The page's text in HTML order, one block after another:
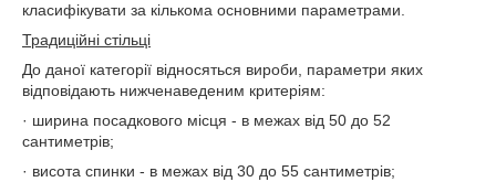
класифікувати за кількома основними параметрами.
Традиційні стільці
До даної категорії відносяться вироби, параметри яких
відповідають нижченаведеним критеріям:
· ширина посадкового місця - в межах від 50 до 52
сантиметрів;
· висота спинки - в межах від 30 до 55 сантиметрів;